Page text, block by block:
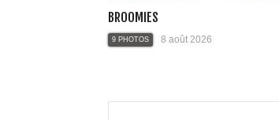
BROOMIES
9 PHOTOS 8 août 2026